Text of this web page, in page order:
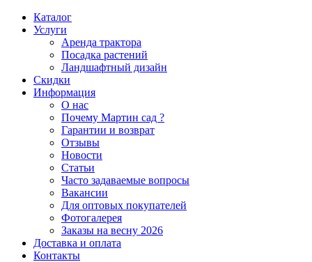
Каталог
Услуги
Аренда трактора
Посадка растений
Ландшафтный дизайн
Скидки
Информация
О нас
Почему Мартин сад ?
Гарантии и возврат
Отзывы
Новости
Статьи
Часто задаваемые вопросы
Вакансии
Для оптовых покупателей
Фотогалерея
Заказы на весну 2026
Доставка и оплата
Контакты